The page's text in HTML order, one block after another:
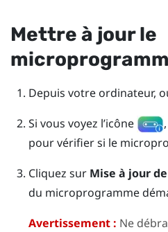
Mettre à jour le
Depuis votre ordinateur,
Si vous voyez l’icône
pour vérifier si le
Cliquez sur Mise à jour
du microprogramme
Avertissement : Ne